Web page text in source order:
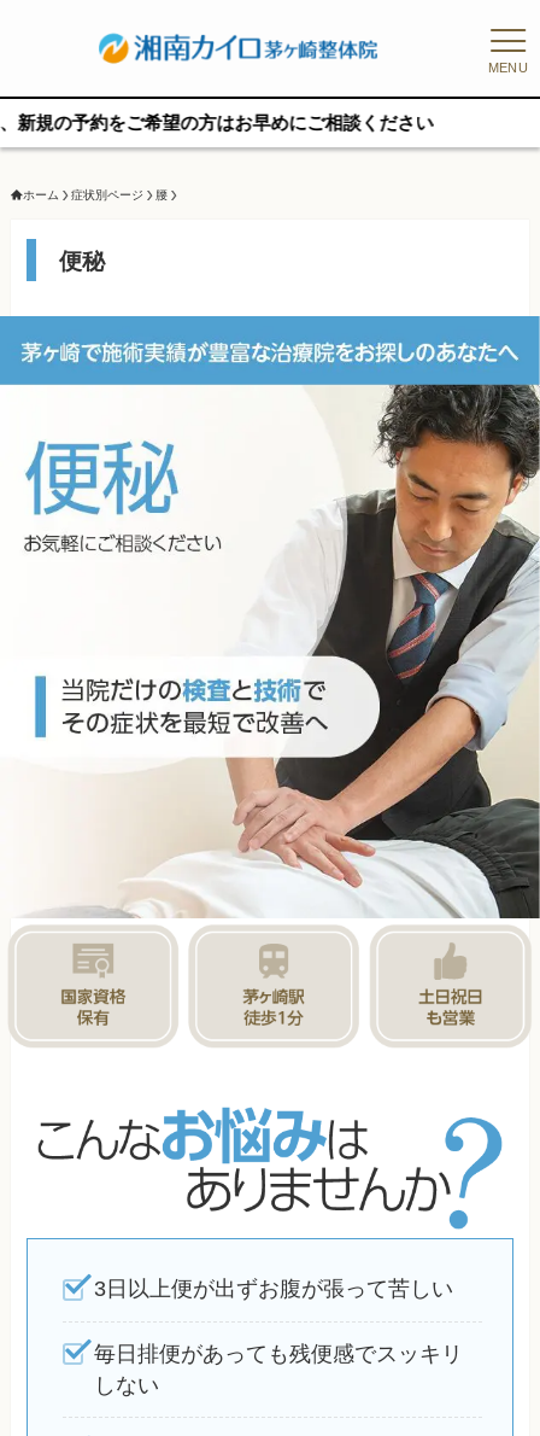
MENU
望の方はお早めにご相談ください
ホーム 症状別ページ 腰
便秘
3日以上便が出ずお腹が張って苦しい
毎日排便があっても残便感でスッキリ
しない